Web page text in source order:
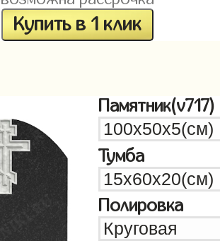
Купить в 1 клик
Памятник(v717)
Тумба
Полировка